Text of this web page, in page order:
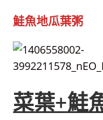
鮭魚地瓜葉粥
菜葉+鮭